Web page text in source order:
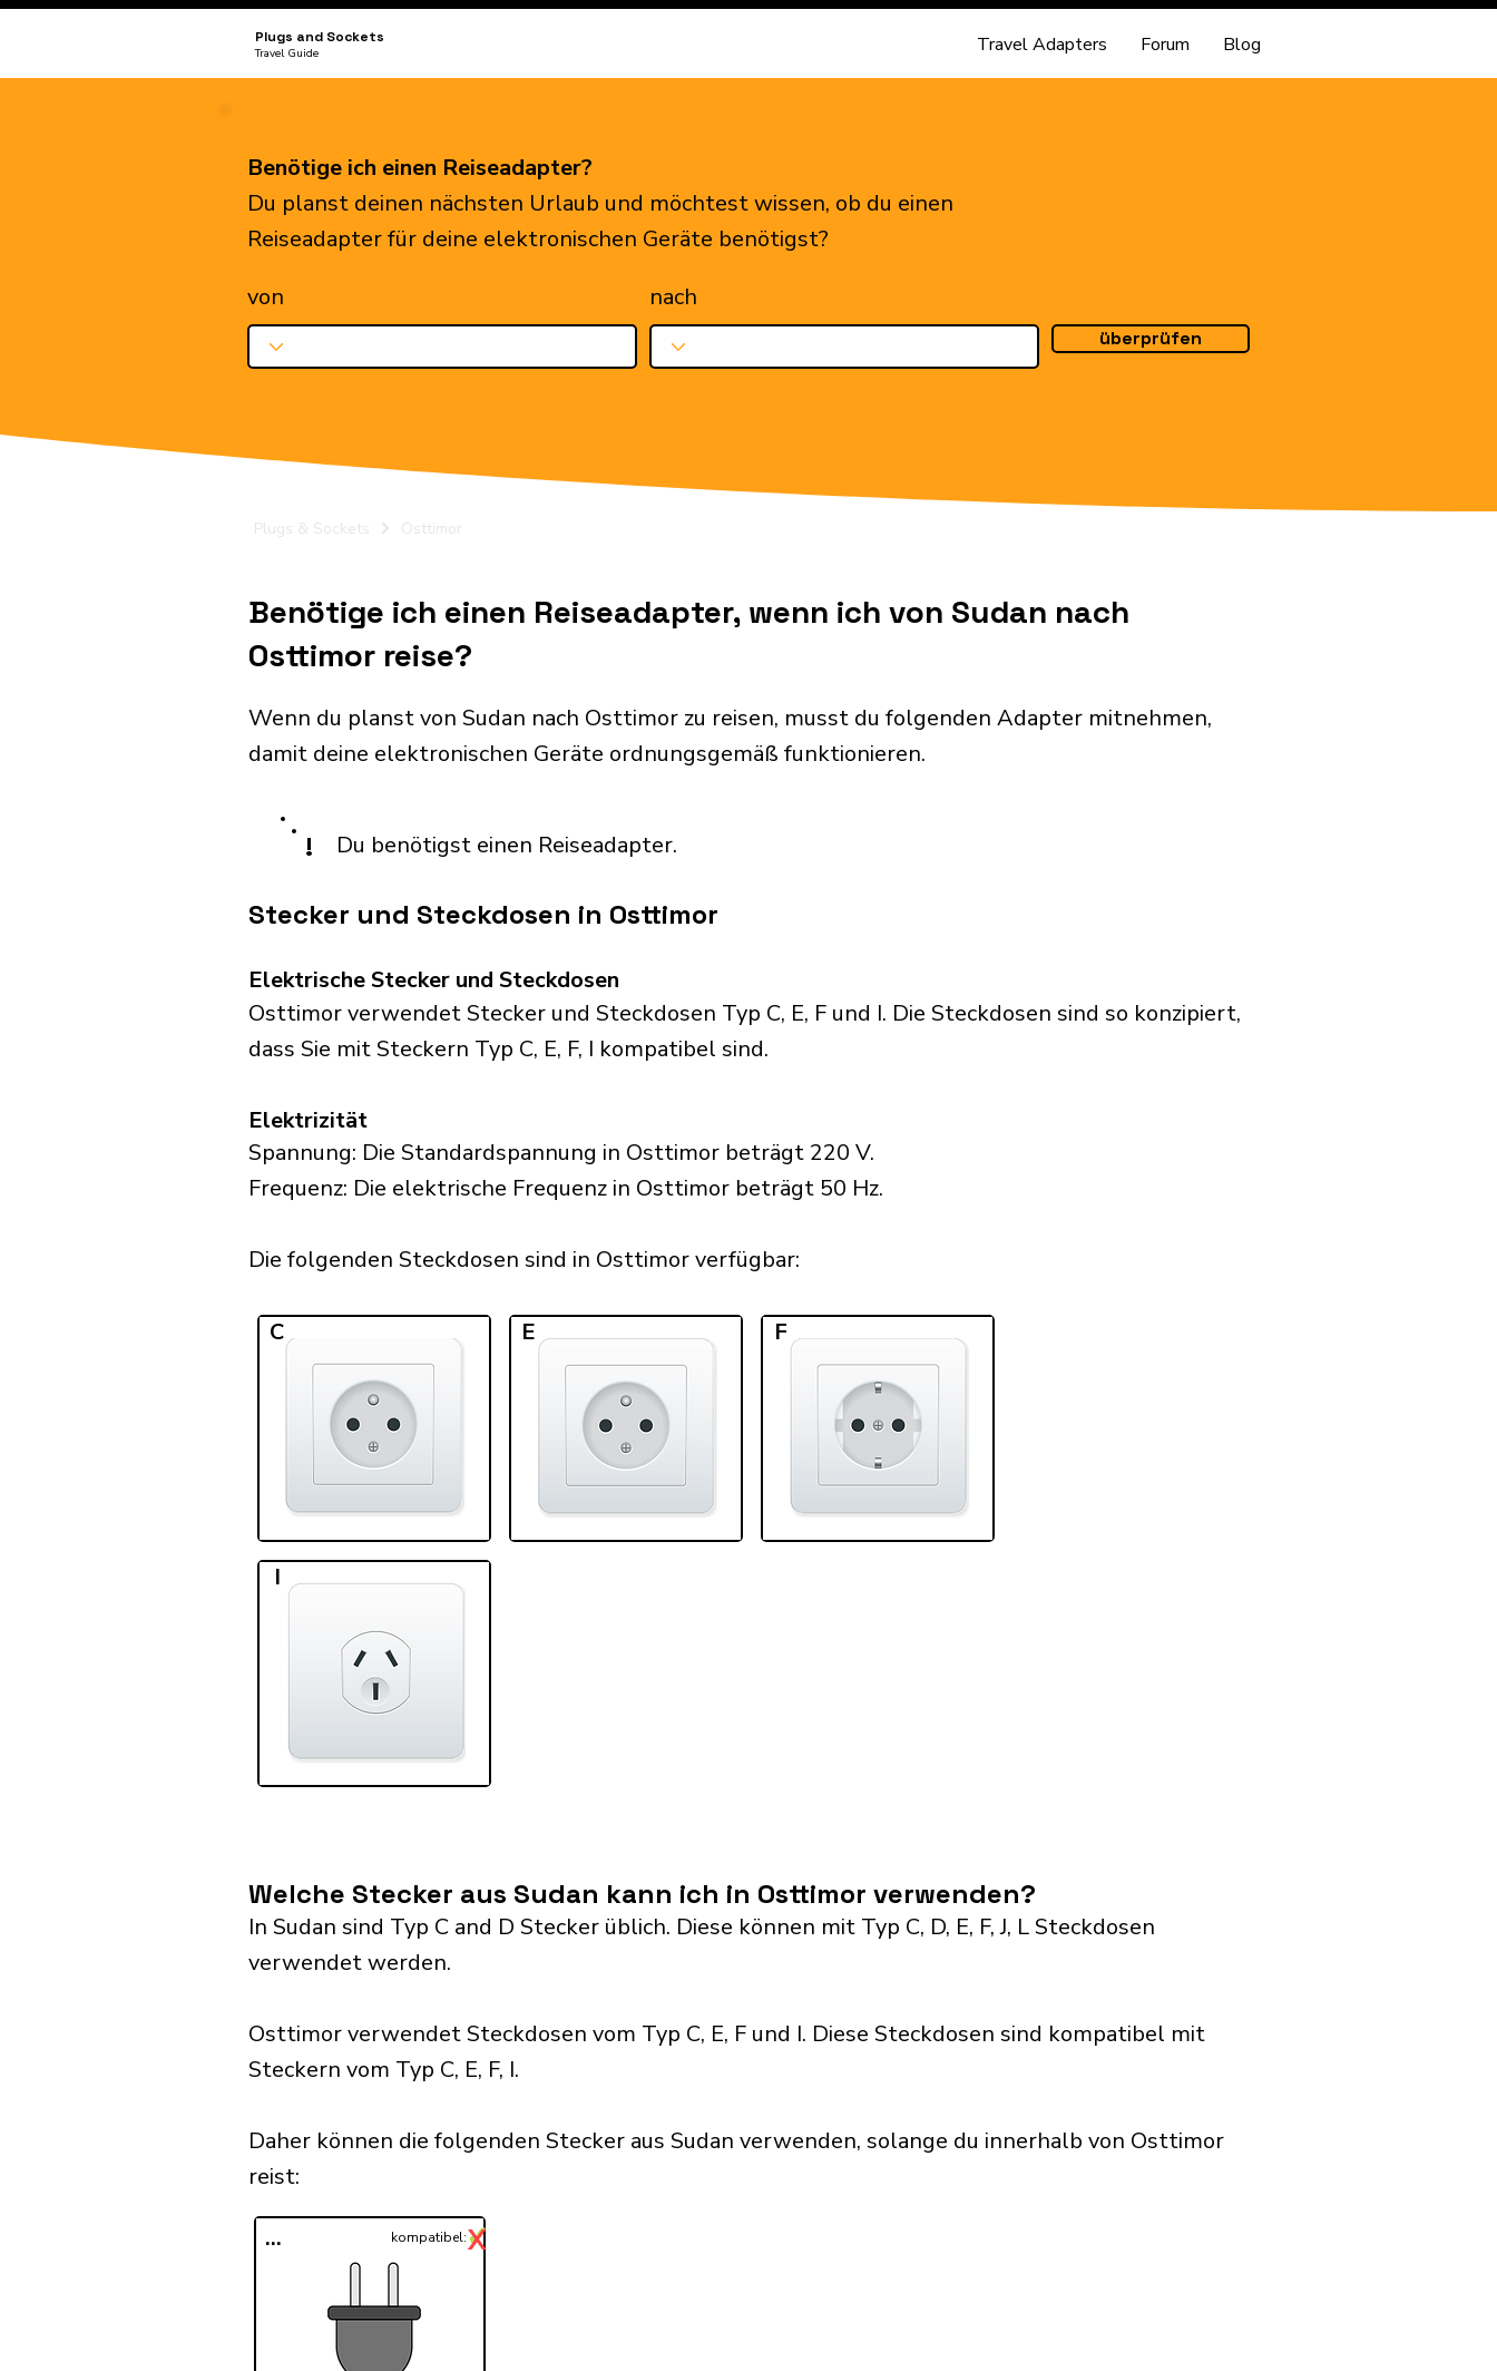
Plugs and Sockets
Travel Guide Travel Adapters Forum Blog
Benötige ich einen Reiseadapter?
Du planst deinen nächsten Urlaub und möchtest wissen, ob du einen
Reiseadapter für deine elektronischen Geräte benötigst?
von
nach
überprüfen
Plugs & Sockets Osttimor
Benötige ich einen Reiseadapter, wenn ich von Sudan nach
Osttimor reise?
Wenn du planst von Sudan nach Osttimor zu reisen, musst du folgenden Adapter mitnehmen,
damit deine elektronischen Geräte ordnungsgemäß funktionieren.
! Du benötigst einen Reiseadapter.
Stecker und Steckdosen in Osttimor
Elektrische Stecker und Steckdosen
Osttimor verwendet Stecker und Steckdosen Typ C, E, F und I. Die Steckdosen sind so konzipiert,
dass Sie mit Steckern Typ C, E, F, I kompatibel sind.
Elektrizität
Spannung: Die Standardspannung in Osttimor beträgt 220 V.
Frequenz: Die elektrische Frequenz in Osttimor beträgt 50 Hz.
Die folgenden Steckdosen sind in Osttimor verfügbar:​
C E F
I
Welche Stecker aus Sudan kann ich in Osttimor verwenden?
In Sudan sind Typ C and D Stecker üblich. Diese können mit Typ C, D, E, F, J, L Steckdosen
verwendet werden.
Osttimor verwendet Steckdosen vom Typ C, E, F und I. Diese Steckdosen sind kompatibel mit
Steckern vom Typ C, E, F, I.
Daher können die folgenden Stecker aus Sudan verwenden, solange du innerhalb von Osttimor
reist:​
... ✓
kompatibel:X